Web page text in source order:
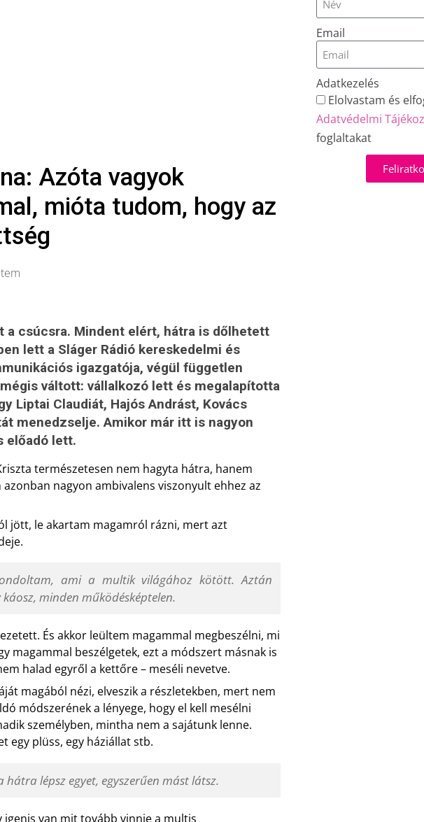
Azóta vagyok
mióta tudom, hogy az
csúcsra. Mindent elért, hátra is dőlhetett
lett a Sláger Rádió kereskedelmi és
igazgatója, végül független
váltott: vállalkozó lett és megalapította
Liptai Claudiát, Hajós Andrást, Kovács
menedzselje. Amikor már itt is nagyon
előadó lett.
természetesen nem hagyta hátra, hanem
nagyon ambivalens viszonyult ehhez az
jött, le akartam magamról rázni, mert azt
ami a multik világához kötött. Aztán
minden működésképtelen.
És akkor leültem magammal megbeszélni, mi
magammal beszélgetek, ezt a módszert másnak is
halad egyről a kettőre – meséli nevetve.
magából nézi, elveszik a részletekben, mert nem
módszerének a lényege, hogy el kell mesélni
személyben, mintha nem a sajátunk lenne.
egy plüss, egy háziállat stb.
hátra lépsz egyet, egyszerűen mást látsz.
van mit tovább vinnie a multis
Email
Adatkezelés
Elolvastam és
Adatvédelmi
foglaltakat